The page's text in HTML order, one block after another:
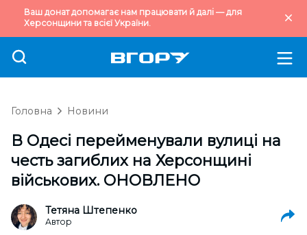
Ваш донат допомагає нам працювати й далі — для
Херсонщини та всієї України.
Головна Новини
В Одесі перейменували вулиці на
честь загиблих на Херсонщині
військових. ОНОВЛЕНО
Тетяна Штепенко
Автор